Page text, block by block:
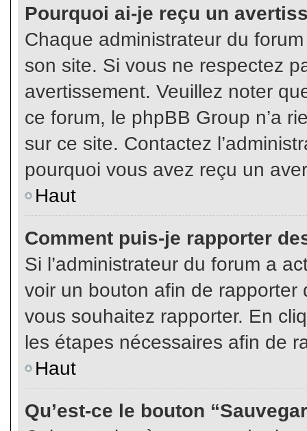
Pourquoi ai-je reçu un
Chaque administrateur du
son site. Si vous ne respectez
avertissement. Veuillez noter
ce forum, le phpBB Group n’a
sur ce site. Contactez
pourquoi vous avez reçu un
Haut
Comment puis-je rapporter
Si l’administrateur du forum a
voir un bouton afin de
vous souhaitez rapporter. En
les étapes nécessaires afin de
Haut
Qu’est-ce le bouton